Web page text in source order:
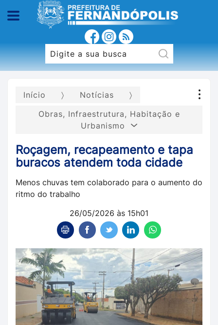
Início
Notícias
Obras, Infraestrutura, Habitação e
Urbanismo
Roçagem, recapeamento e tapa
buracos atendem toda cidade
Menos chuvas tem colaborado para o aumento do
ritmo do trabalho
26/05/2026 às 15h01